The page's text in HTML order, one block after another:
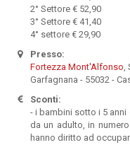
2° Settore € 52,90
3° Settore € 41,40
4° settore € 29,90
Presso:
Fortezza Mont'Alfonso,
Garfagnana - 55032 -
Sconti:
- i bambini sotto i 5
da un adulto, in
hanno diritto ad